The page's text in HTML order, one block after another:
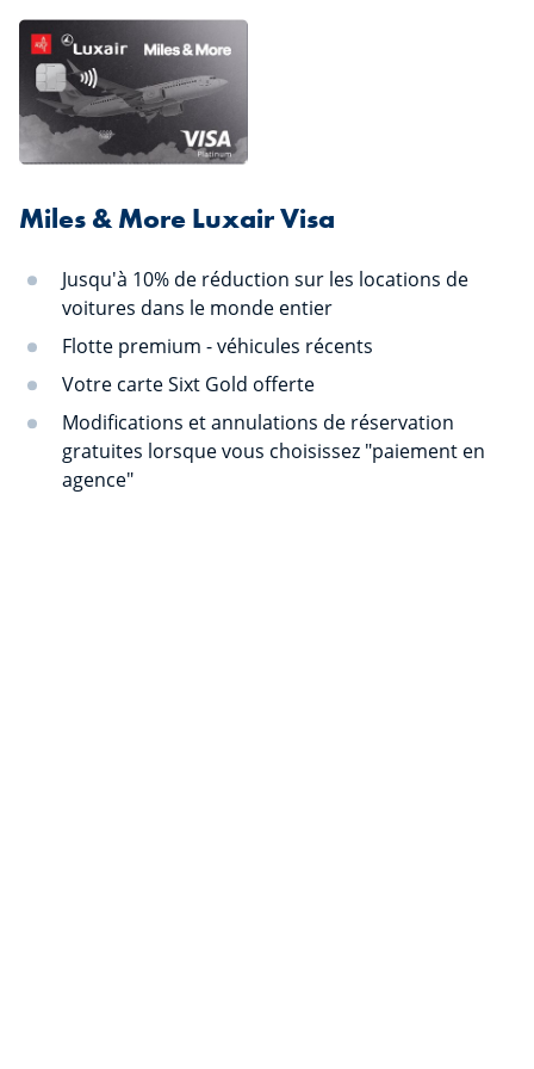
Miles & More Luxair Visa
Jusqu'à 10% de réduction sur les locations de
voitures dans le monde entier
Flotte premium - véhicules récents
Votre carte Sixt Gold offerte
Modifications et annulations de réservation
gratuites lorsque vous choisissez "paiement en
agence"